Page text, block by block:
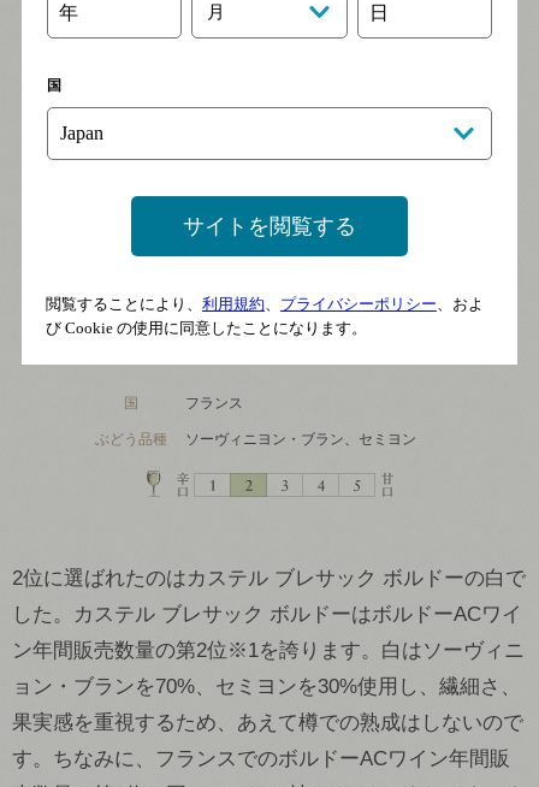
2位に選ばれたのはカステル ブレサック ボルドーの白で
した。カステル ブレサック ボルドーはボルドーACワイ
ン年間販売数量の第2位※1を誇ります。白はソーヴィニ
ョン・ブランを70%、セミヨンを30%使用し、繊細さ、
果実感を重視するため、あえて樽での熟成はしないので
す。ちなみに、フランスでのボルドーACワイン年間販
ブレサック
※終売しました
国 フランス
ぶどう品種 ソーヴィニヨン・ブラン、セミヨン
年 月 日
国
サイトを閲覧する
閲覧することにより、 利用規約、 プライバシーポリシー、およ
び Cookie の使用に同意したことになります。